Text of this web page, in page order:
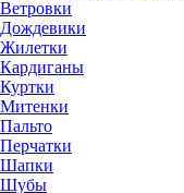
Ветровки
Дождевики
Жилетки
Кардиганы
Куртки
Митенки
Пальто
Перчатки
Шапки
Шубы